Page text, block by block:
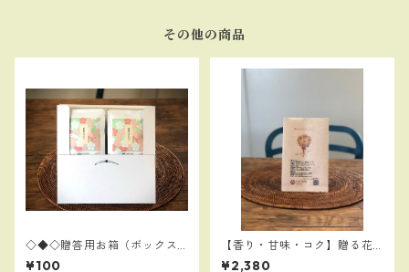
その他の商品
◇◆◇贈答用お箱（ボックス
白）◇◆◇
¥100
【香り・甘味・コク】贈る花
のブレンド300g：「尊敬」の
¥2,380